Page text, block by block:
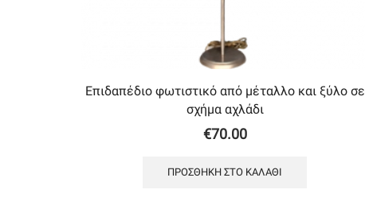
Επιδαπέδιο φωτιστικό από μέταλλο και ξύλο σε
σχήμα αχλάδι
€70.00
ΠΡΟΣΘΉΚΗ ΣΤΟ ΚΑΛΆΘΙ